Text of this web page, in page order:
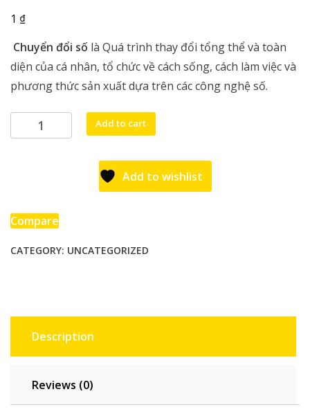
1 ₫
Chuyển đổi số là Quá trình thay đổi tổng thể và toàn
diện của cá nhân, tổ chức về cách sống, cách làm việc và
phương thức sản xuất dựa trên các công nghệ số.
tay
đổi
là
Add to cart
Add to wishlist
Compare
CATEGORY: UNCATEGORIZED
Description
Reviews (0)